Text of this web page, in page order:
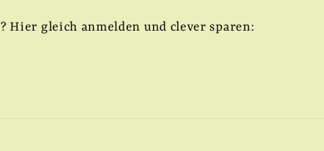
Hier gleich anmelden und clever sparen: